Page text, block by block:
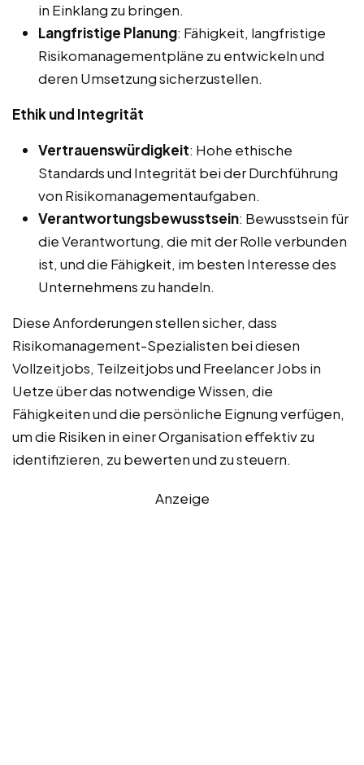
in Einklang zu bringen.
Langfristige Planung: Fähigkeit, langfristige
Risikomanagementpläne zu entwickeln und
deren Umsetzung sicherzustellen.
Ethik und Integrität
Vertrauenswürdigkeit: Hohe ethische
Standards und Integrität bei der Durchführung
von Risikomanagementaufgaben.
Verantwortungsbewusstsein: Bewusstsein für
die Verantwortung, die mit der Rolle verbunden
ist, und die Fähigkeit, im besten Interesse des
Unternehmens zu handeln.
Diese Anforderungen stellen sicher, dass
Risikomanagement-Spezialisten bei diesen
Vollzeitjobs, Teilzeitjobs und Freelancer Jobs in
Uetze über das notwendige Wissen, die
Fähigkeiten und die persönliche Eignung verfügen,
um die Risiken in einer Organisation effektiv zu
identifizieren, zu bewerten und zu steuern.
Anzeige